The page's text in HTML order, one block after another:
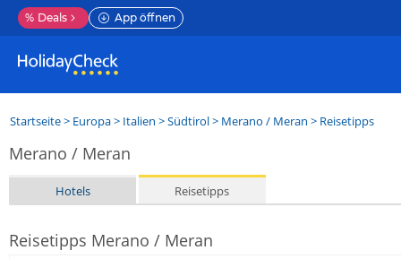
% Deals App öffnen
Startseite> Europa> Italien >Südtirol> Merano / Meran > Reisetipps
Merano / Meran
Hotels Reisetipps
Reisetipps Merano / Meran